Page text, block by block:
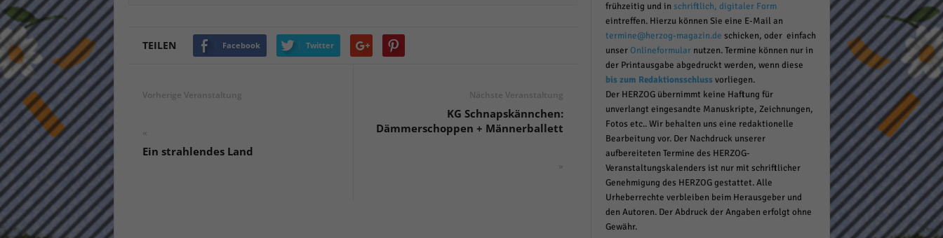
TEILEN Facebook Twitter
Vorherige Veranstaltung
«
Ein strahlendes Land
Nächste Veranstaltung
KG Schnapskännchen:
Dämmerschoppen + Männerballett
»
frühzeitig und in schriftlich, digitaler Form
eintreffen. Hierzu können Sie eine E-Mail an
termine@herzog-magazin.de schicken, oder einfach
unserOnlineformularnutzen. Termine können nur in
der Printausgabe abgedruckt werden, wenn diese
bis zum Redaktionsschlussvorliegen.
Der HERZOG übernimmt keine Haftung für
unverlangt eingesandte Manuskripte, Zeichnungen,
Fotos etc.. Wir behalten uns eine redaktionelle
Bearbeitung vor. Der Nachdruck unserer
aufbereiteten Termine des HERZOG-
Veranstaltungskalenders ist nur mit schriftlicher
Genehmigung des HERZOG gestattet. Alle
Urheberrechte verbleiben beim Herausgeber und
den Autoren. Der Abdruck der Angaben erfolgt ohne
Gewähr.